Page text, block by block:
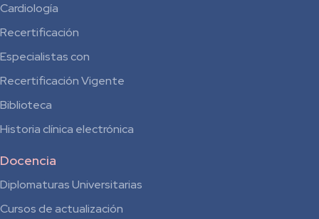
Cardiología
Recertificación
Especialistas con
Recertificación Vigente
Biblioteca
Historia clínica electrónica
Docencia
Diplomaturas Universitarias
Cursos de actualización